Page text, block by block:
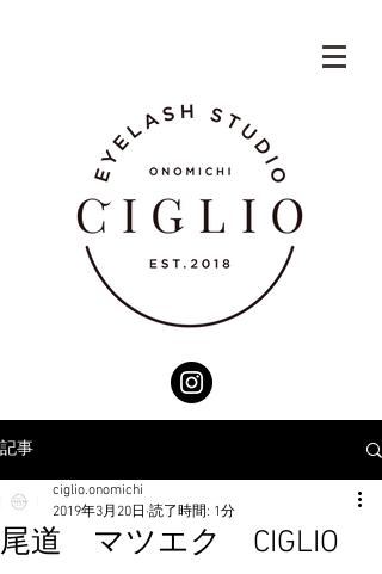
記事
尾道 マツエク CIGLIO
ciglio.onomichi
2019年3月20日 読了時間: 1分